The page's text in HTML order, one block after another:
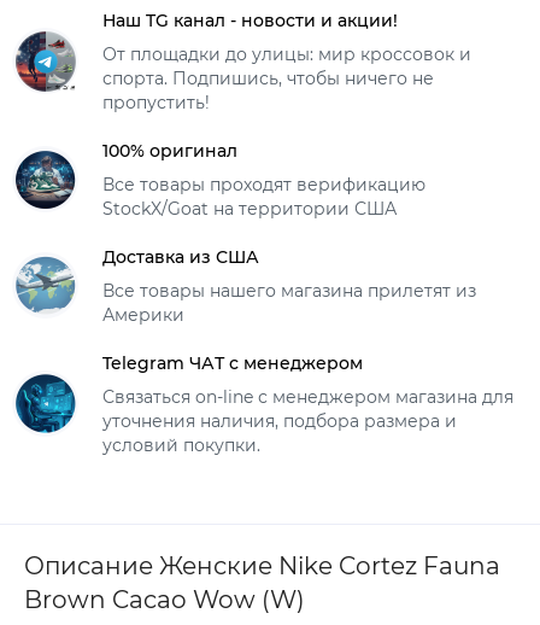
Наш TG канал - новости и акции!
От площадки до улицы: мир кроссовок и
спорта. Подпишись, чтобы ничего не
пропустить!
100% оригинал
Все товары проходят верификацию
StockX/Goat на территории США
Доставка из США
Все товары нашего магазина прилетят из
Америки
Telegram ЧАТ с менеджером
Связаться on-line с менеджером магазина для
уточнения наличия, подбора размера и
условий покупки.
Описание Женские Nike Cortez Fauna
Brown Cacao Wow (W)